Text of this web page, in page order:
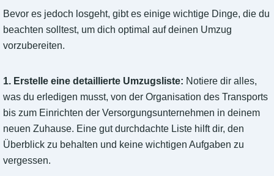
Bevor es jedoch losgeht, gibt es einige wichtige Dinge, die du
beachten solltest, um dich optimal auf deinen Umzug
vorzubereiten.
1. Erstelle eine detaillierte Umzugsliste: Notiere dir alles,
was du erledigen musst, von der Organisation des Transports
bis zum Einrichten der Versorgungsunternehmen in deinem
neuen Zuhause. Eine gut durchdachte Liste hilft dir, den
Überblick zu behalten und keine wichtigen Aufgaben zu
vergessen.